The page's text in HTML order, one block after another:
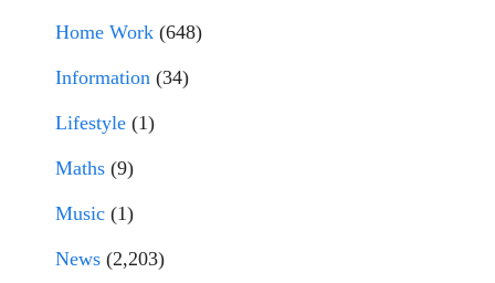
Home Work (648)
Information (34)
Lifestyle (1)
Maths (9)
Music (1)
News (2,203)